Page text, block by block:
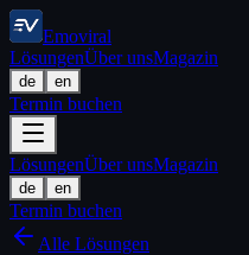
Emoviral
LösungenÜber unsMagazin
de en
Termin buchen
LösungenÜber unsMagazin
de en
Termin buchen
Alle Lösungen